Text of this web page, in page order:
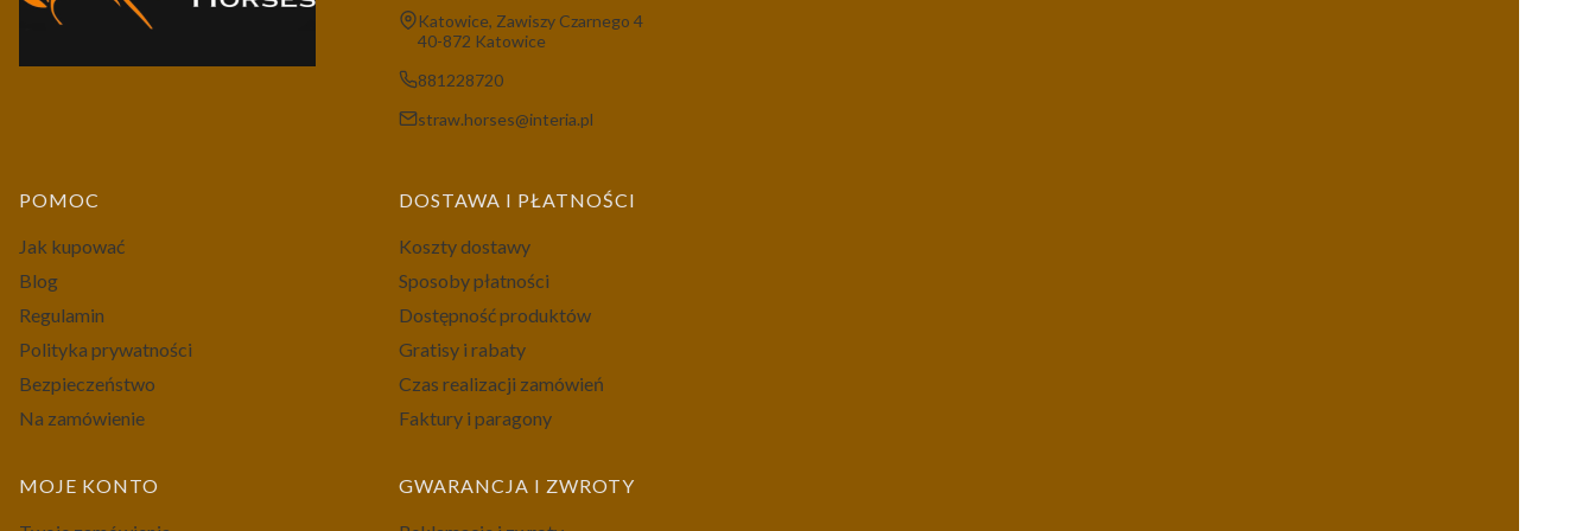
Adres:
Katowice, Zawiszy Czarnego 4
40-872 Katowice
881228720
straw.horses@interia.pl
Linki w stopce
POMOC
Jak kupować
Blog
Regulamin
Polityka prywatności
Bezpieczeństwo
Na zamówienie
DOSTAWA I PŁATNOŚCI
Koszty dostawy
Sposoby płatności
Dostępność produktów
Gratisy i rabaty
Czas realizacji zamówień
Faktury i paragony
MOJE KONTO GWARANCJA I ZWROTY